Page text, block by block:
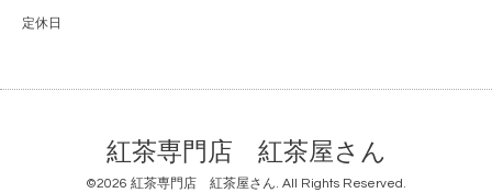
定休日
紅茶専門店 紅茶屋さん
©2026 紅茶専門店 紅茶屋さん. All Rights Reserved.